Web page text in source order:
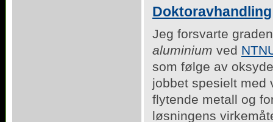
Doktoravhandling
Jeg forsvarte
aluminium ved
som følge av
jobbet spesielt med
flytende metall og
løsningens